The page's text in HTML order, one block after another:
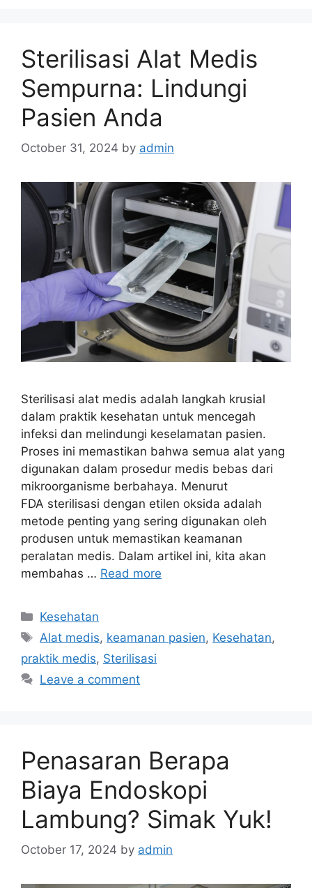
Sterilisasi Alat Medis
Sempurna: Lindungi
Pasien Anda
October 31, 2024 by admin
Sterilisasi alat medis adalah langkah krusial
dalam praktik kesehatan untuk mencegah
infeksi dan melindungi keselamatan pasien.
Proses ini memastikan bahwa semua alat yang
digunakan dalam prosedur medis bebas dari
mikroorganisme berbahaya. Menurut
FDA sterilisasi dengan etilen oksida adalah
metode penting yang sering digunakan oleh
produsen untuk memastikan keamanan
peralatan medis. Dalam artikel ini, kita akan
membahas … Read more
Categories
Kesehatan
Tags
Alat medis, keamanan pasien, Kesehatan,
praktik medis, Sterilisasi
Leave a comment
Penasaran Berapa
Biaya Endoskopi
Lambung? Simak Yuk!
October 17, 2024 by admin